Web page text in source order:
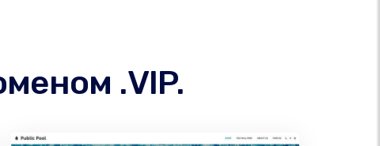
.VIP.